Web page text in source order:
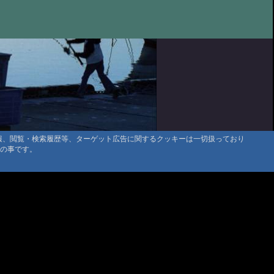
や旅館さん
泉 紅葉館 @マイケルシェンカー さま '22 8/22 20:17
屋温泉 大黒屋 は素敵な宿でした
屋温泉 大黒屋 @麻婆茄子出て喜んだ客さま '22 7/19 09:57
屋温泉 大黒屋
谷山荘さん @みやちゃん '22 5/29 17:55
屋温泉 大黒屋
之谷山荘さん 感想
0268371176
閲覧・検索履歴等、ターゲット広告に関するクッキーは一切扱っており
事です。